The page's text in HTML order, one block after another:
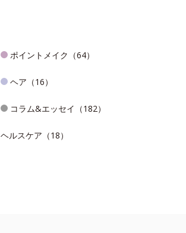
ポイントメイク（64）
ヘア（16）
コラム&エッセイ（182）
ヘルスケア（18）